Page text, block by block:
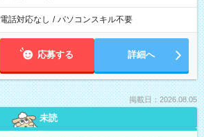
電話対応なし / パソコンスキル不要
応募する 詳細へ
掲載日：2026.08.05
未読